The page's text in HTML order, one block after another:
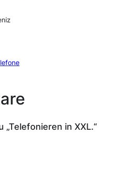
„Telefonieren in XXL.“